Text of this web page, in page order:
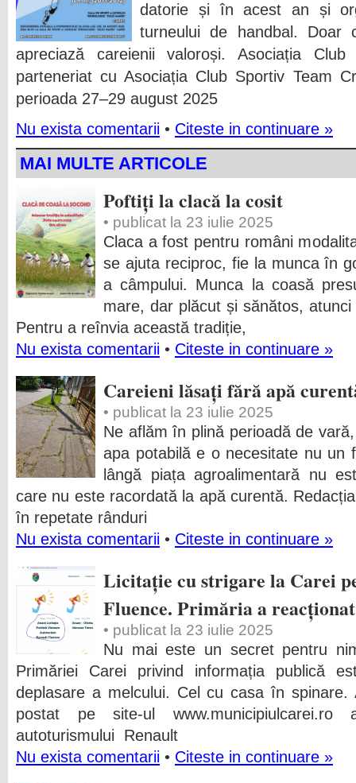
datorie și în acest an și
turneului de handbal. Doar
apreciază careienii valoroși. Asociația
parteneriat cu Asociația Club Sportiv Team
perioada 27–29 august 2025
Nu exista comentarii • Citeste in continuare »
MAI MULTE ARTICOLE
Poftiți la clacă la cosit
• publicat la 23 iulie 2025
Claca a fost pentru români
se ajuta reciproc, fie la munca în
a câmpului. Munca la coasă
mare, dar plăcut și sănătos,
Pentru a reînvia această tradiție,
Nu exista comentarii • Citeste in continuare »
Careieni lăsați fără apă
• publicat la 23 iulie 2025
Ne aflăm în plină perioadă de
apa potabilă e o necesitate nu un
lângă piața agroalimentară nu
care nu este racordată la apă curentă.
în repetate rânduri
Nu exista comentarii • Citeste in continuare »
Licitație cu strigare la Carei
Fluence. Primăria a
• publicat la 23 iulie 2025
Nu mai este un secret pentru
Primăriei Carei privind informația publică
deplasare a melcului. Cel cu casa în
postat pe site-ul www.municipiulcarei.ro
autoturismului Renault
Nu exista comentarii • Citeste in continuare »